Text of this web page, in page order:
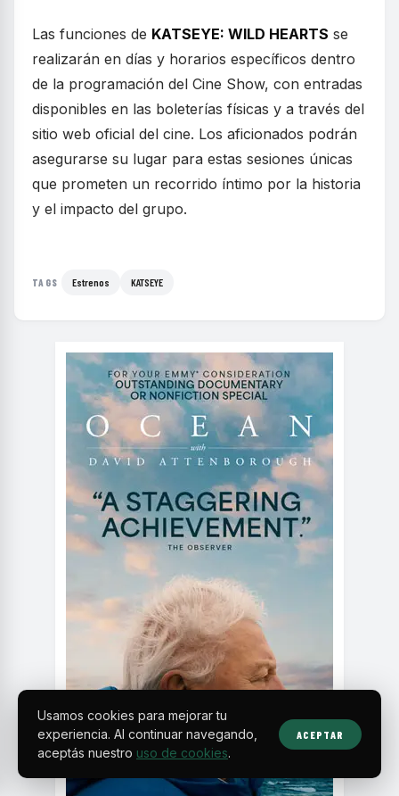
Las funciones de KATSEYE: WILD HEARTS se
realizarán en días y horarios específicos dentro
de la programación del Cine Show, con entradas
disponibles en las boleterías físicas y a través del
sitio web oficial del cine. Los aficionados podrán
asegurarse su lugar para estas sesiones únicas
que prometen un recorrido íntimo por la historia
y el impacto del grupo.
TAGS Estrenos KATSEYE
Usamos cookies para mejorar tu
experiencia. Al continuar navegando,
aceptás nuestro uso de cookies.
ACEPTAR